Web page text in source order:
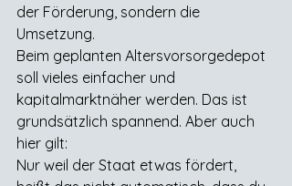
der Förderung, sondern die
Umsetzung.
Beim geplanten Altersvorsorgedepot
soll vieles einfacher und
kapitalmarktnäher werden. Das ist
grundsätzlich spannend. Aber auch
hier gilt:
Nur weil der Staat etwas fördert,